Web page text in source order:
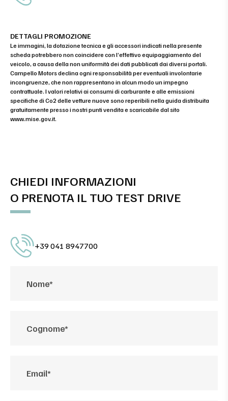
DETTAGLI PROMOZIONE
Le immagini, la dotazione tecnica e gli accessori indicati nella presente
scheda potrebbero non coincidere con l’effettivo equipaggiamento del
veicolo, a causa della non uniformità dei dati pubblicati dai diversi portali.
Campello Motors declina ogni responsabilità per eventuali involontarie
incongruenze, che non rappresentano in alcun modo un impegno
contrattuale. I valori relativi ai consumi di carburante e alle emissioni
specifiche di Co2 delle vetture nuove sono reperibili nella guida distribuita
gratuitamente presso i nostri punti vendita e scaricabile dal sito
www.mise.gov.it.
CHIEDI INFORMAZIONI
O PRENOTA IL TUO TEST DRIVE
+39 041 8947700